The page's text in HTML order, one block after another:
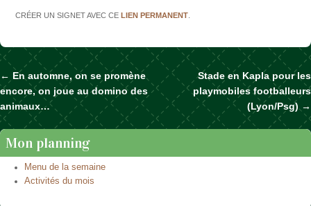
CRÉER UN SIGNET AVEC CELIEN PERMANENT
Naviguer dans les articles
← En automne, on se promène
encore, on joue au domino des
animaux…
Stade en Kapla pour les
playmobiles footballeurs
(Lyon/Psg) →
Mon planning
Menu de la semaine
Activités du mois